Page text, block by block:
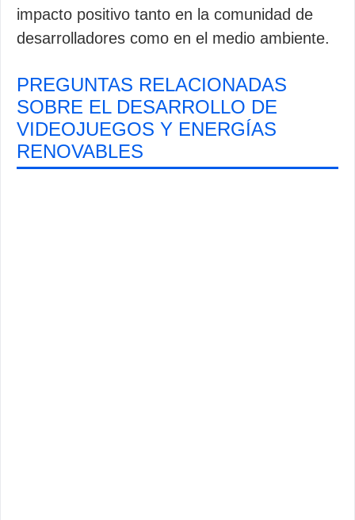
impacto positivo tanto en la comunidad de
desarrolladores como en el medio ambiente.
PREGUNTAS RELACIONADAS
SOBRE EL DESARROLLO DE
VIDEOJUEGOS Y ENERGÍAS
RENOVABLES